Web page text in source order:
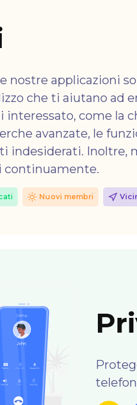
nostre applicazioni
che ti aiutano ad
interessato, come la
avanzate, le
indesiderati. Inoltre,
continuamente.
Nuovi membri